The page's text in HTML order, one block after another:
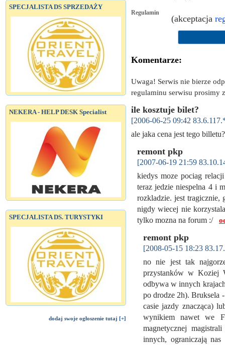
SPECJALISTA DS SPRZEDAŻY
NEKERA - HELP DESK Specialist
SPECJALISTA DS. TURYSTYKI
dodaj swoje ogłoszenie tutaj [+]
Regulamin
(akceptacja
Komentarze:
Uwaga! Serwis nie bierze
regulaminu serwisu prosimy
ile kosztuje bilet?
[2006-06-25 09:42
ale jaka cena jest tego
remont pkp
[2007-06-19 21:59
kiedys moze pociag
teraz jedzie niespelna 4 i
rozkladzie. jest
nigdy wiecej nie
tylko mozna na forum :/
remont pkp
[2008-05-15 18:23
no nie jest tak
przystanków w Koziej
odbywa w innych
po drodze 2h). Bruksela
casie jazdy znacząca)
wynikiem nawet we
magnetycznej
innych, ograniczają